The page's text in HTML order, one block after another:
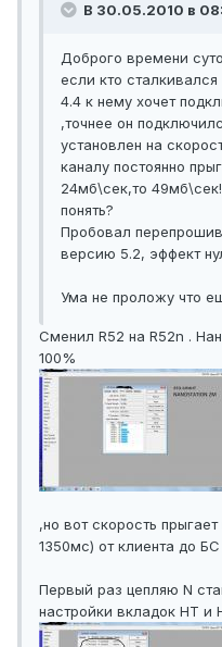
В 30.05.2010 в
Доброго времени
если кто
4.4 к нему хочет
,точнее он
установлен на
каналу постоянно
24мб\сек,то
понять?
Пробовал
версию 5.2, эффект
Ума не проложу что
Сменил R52 на R52n .
100%
,но вот скорость
1350мс) от клиента до БС
Первый раз цепляю N
настройки вкладок HT и